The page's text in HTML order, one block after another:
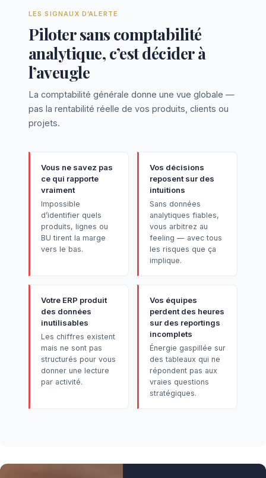
LES SIGNAUX D’ALERTE
Piloter sans comptabilité
analytique, c’est décider à
l’aveugle
La comptabilité générale donne une vue globale —
pas la rentabilité réelle de vos produits, clients ou
projets.
Vous ne savez pas
ce qui rapporte
vraiment
Impossible
d’identifier quels
produits, lignes ou
BU tirent la marge
vers le bas.
Vos décisions
reposent sur des
intuitions
Sans données
analytiques fiables,
vous arbitrez au
feeling — avec tous
les risques que ça
implique.
Votre ERP produit
des données
inutilisables
Les chiffres existent
mais ne sont pas
structurés pour vous
donner une lecture
par activité.
Vos équipes
perdent des heures
sur des reportings
incomplets
Énergie gaspillée sur
des tableaux qui ne
répondent pas aux
vraies questions
stratégiques.